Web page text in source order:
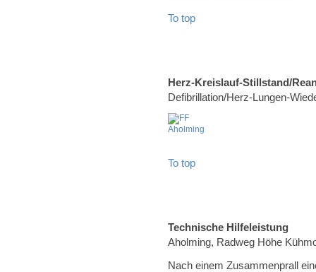
To top
Herz-Kreislauf-Stillstand/
Defibrillation/Herz-Lungen-
To top
Technische Hilfeleistung
Aholming, Radweg Höhe
Nach einem Zusammenprall